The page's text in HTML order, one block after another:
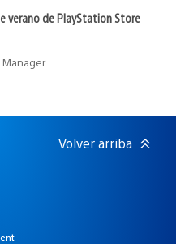
verano de PlayStation Store
Volver arriba